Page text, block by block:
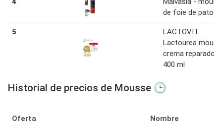
de foie de pato
5
LACTOVIT
Lactourea
crema reparadora
400 ml
Historial de precios de Mousse 🕒
Oferta Nombre